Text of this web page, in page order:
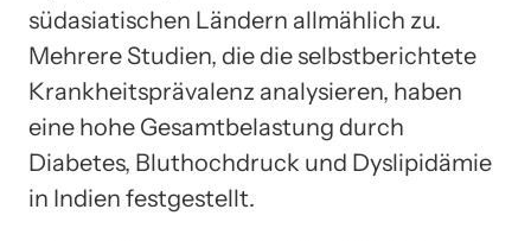
südasiatischen Ländern allmählich zu.
Mehrere Studien, die die selbstberichtete
Krankheitsprävalenz analysieren, haben
eine hohe Gesamtbelastung durch
Diabetes, Bluthochdruck und Dyslipidämie
in Indien festgestellt.